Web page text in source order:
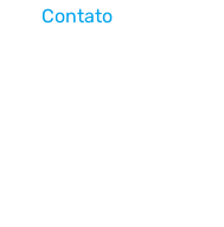
Contato